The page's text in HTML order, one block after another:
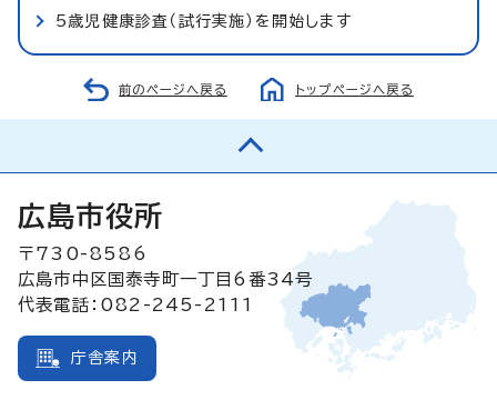
5歳児健康診査（試行実施）を開始します
前のページへ戻る トップページへ戻る
広島市役所
〒730-8586
広島市中区国泰寺町一丁目6番34号
代表電話：082-245-2111
庁舎案内